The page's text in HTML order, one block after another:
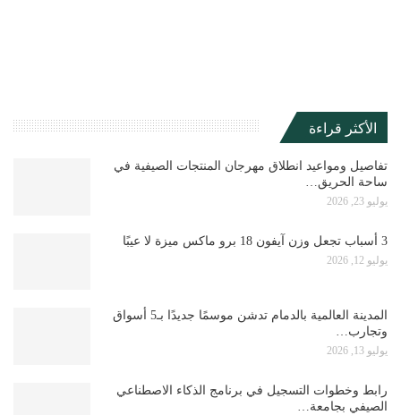
الأكثر قراءة
تفاصيل ومواعيد انطلاق مهرجان المنتجات الصيفية في
ساحة الحريق…
يوليو 23, 2026
3 أسباب تجعل وزن آيفون 18 برو ماكس ميزة لا عيبًا
يوليو 12, 2026
المدينة العالمية بالدمام تدشن موسمًا جديدًا بـ5 أسواق
وتجارب…
يوليو 13, 2026
رابط وخطوات التسجيل في برنامج الذكاء الاصطناعي
الصيفي بجامعة…